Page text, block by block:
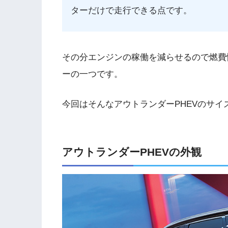
ターだけで走行できる点です。
その分エンジンの稼働を減らせるので燃
ーの一つです。
今回はそんなアウトランダーPHEVのサ
アウトランダーPHEVの外観